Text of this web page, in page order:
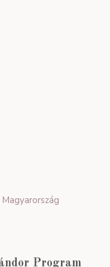
Program